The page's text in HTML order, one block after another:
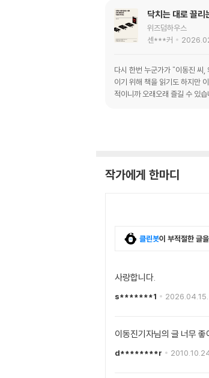
닥치는 대로 끌리
위즈덤하우스
센***커
다시 한번 누군가가 "이동진 씨
이기 위해 책을 읽기도 하지만
적이니까 오래오래 즐길 수 있습
작가에게 한마디
클린봇이 부적절한 글
사랑합니다.
s*******1 2026.04.15.
이동진기자님의 글 너무
d********r